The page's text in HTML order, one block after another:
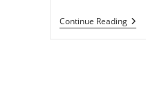
Continue Reading